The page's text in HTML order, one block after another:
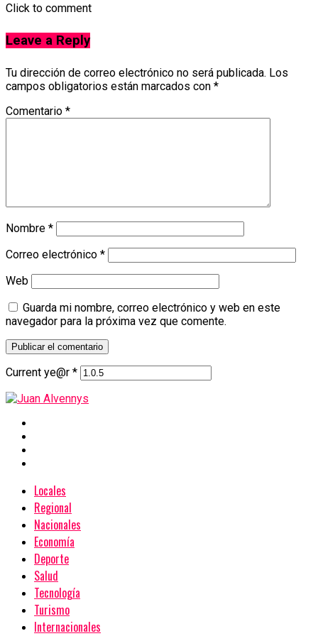
Click to comment
Leave a Reply
Tu dirección de correo electrónico no será publicada. Los
campos obligatorios están marcados con *
Comentario *
Nombre *
Correo electrónico *
Web
Guarda mi nombre, correo electrónico y web en este
navegador para la próxima vez que comente.
Current ye@r *
Locales
Regional
Nacionales
Economía
Deporte
Salud
Tecnología
Turismo
Internacionales